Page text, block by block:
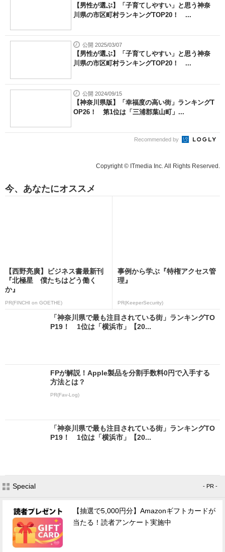
【男性が選ぶ】「子育てしやすい」と思う神奈
川県の市区町村ランキングTOP20！ ...
公開 2025/03/07
【男性が選ぶ】「子育てしやすい」と思う神奈
川県の市区町村ランキングTOP20！ ...
公開 2024/09/15
【神奈川県版】「幸福度の高い街」ランキングT
OP26！ 第1位は「三浦郡葉山町」...
Recommended by
Copyright © ITmedia Inc. All Rights Reserved.
今、あなたにオススメ
【西野亮廣】ビジネス書最新刊
『北極星 僕たちはどう働く
か』
PR(FINCHI on GOETHE)
事例から学ぶ『特権アクセス管
理』
PR(KeeperSecurity)
「神奈川県で最も注目されている街」ランキングTO
P19！ 1位は「横浜市」【20...
FPが解説！Apple製品を分割手数料0円で入手する
方法とは？
PR(Fav-Log)
「神奈川県で最も注目されている街」ランキングTO
P19！ 1位は「横浜市」【20...
Special - PR -
【抽選で5,000円分】Amazonギフトカードが
当たる！読者アンケート実施中